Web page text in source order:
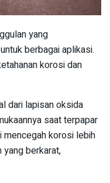
yang
berbagai aplikasi.
korosi dan
dari lapisan oksida
saat terpapar
mencegah korosi lebih
yang berkarat,